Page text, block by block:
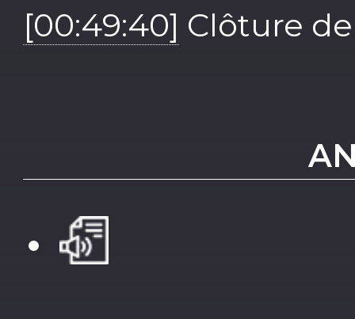
[00:49:40] Clôture